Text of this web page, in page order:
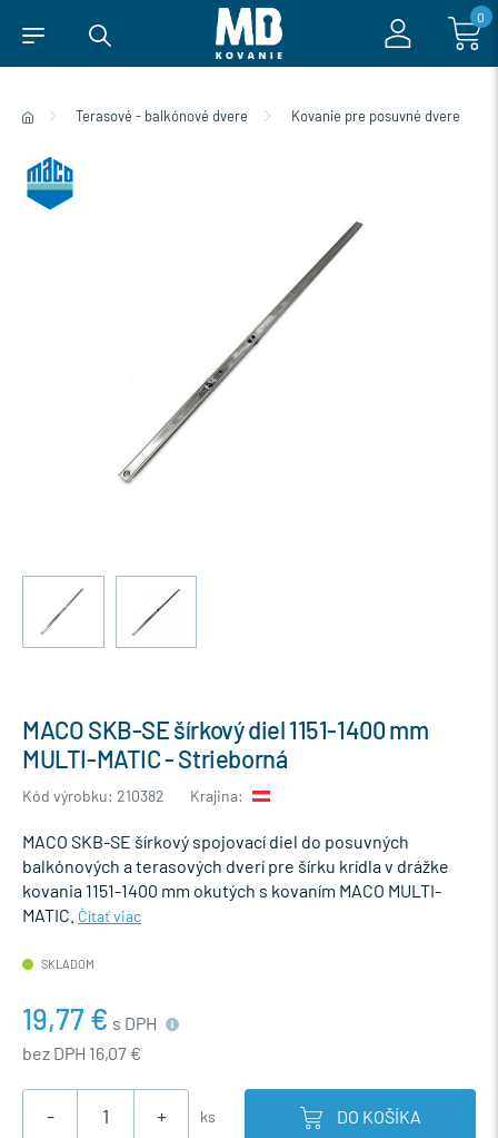
0
Terasové - balkónové dvere Kovanie pre posuvné dvere
MACO SKB-SE šírkový diel 1151-1400 mm
MULTI-MATIC - Strieborná
Kód výrobku: 210382 Krajina:
MACO SKB-SE šírkový spojovací diel do posuvných
balkónových a terasových dverí pre šírku krídla v drážke
kovania 1151-1400 mm okutých s kovaním MACO MULTI-
MATIC. Čítať viac
SKLADOM
19,77 € s DPH
bez DPH 16,07 €
- + ks DO KOŠÍKA